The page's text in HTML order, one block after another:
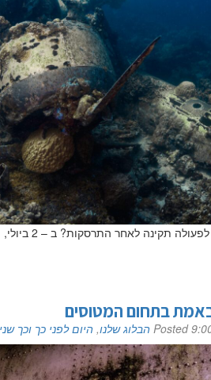
בתחום המטוסים
Posted הבלוג שלנו, היום לפני כך וכך